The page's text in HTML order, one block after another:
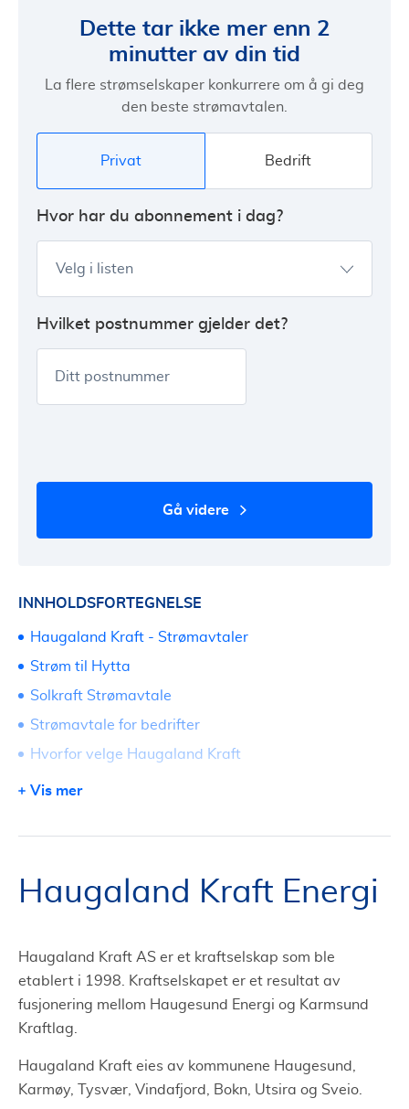
Haugaland Kraft Energi
Haugaland Kraft AS er et kraftselskap som ble
etablert i 1998. Kraftselskapet er et resultat av
fusjonering mellom Haugesund Energi og Karmsund
Kraftlag.
Haugaland Kraft eies av kommunene Haugesund,
Karmøy, Tysvær, Vindafjord, Bokn, Utsira og Sveio.
Dette tar ikke mer enn 2
minutter av din tid
La flere strømselskaper konkurrere om å gi deg
den beste strømavtalen.
Privat Bedrift
Hvor har du abonnement i dag?
Velg i listen
Hvilket postnummer gjelder det?
Ditt postnummer
gå videre
INNHOLDSFORTEGNELSE
Haugaland Kraft - Strømavtaler
Strøm til Hytta
Solkraft Strømavtale
Strømavtale for bedrifter
Hvorfor velge Haugaland Kraft
Haugaland Kraft - Kundeservice og kontakt
Vis mer